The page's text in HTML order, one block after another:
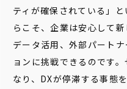
ティが確保されている」
らこそ、企業は安心して
データ活用、外部パート
ョンに挑戦できるのです
なり、DXが停滞する事態